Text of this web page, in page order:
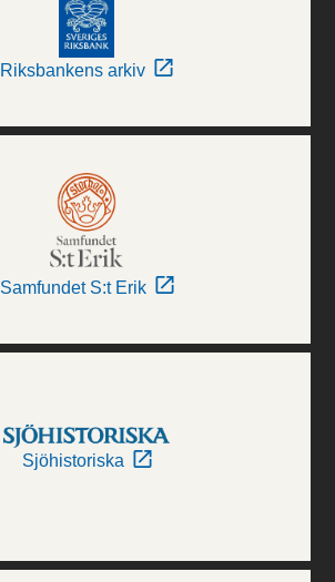
Riksbankens arkiv
Samfundet S:t Erik
Sjöhistoriska